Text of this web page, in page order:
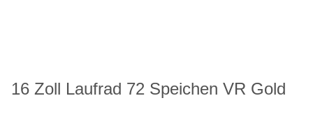
16 Zoll Laufrad 72 Speichen VR Gold